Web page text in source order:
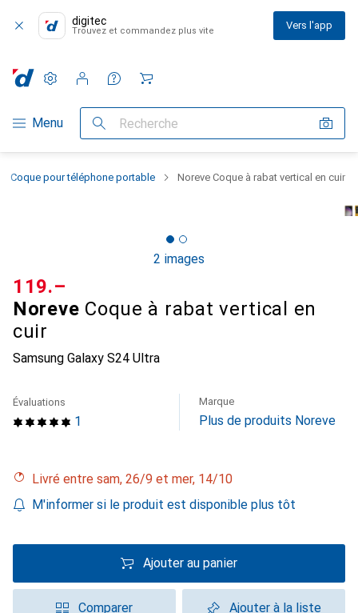
digitec
Trouvez et commandez plus vite Vers l'app
Navigation par catégorie
Menu Recherche
Paramètres
Compte client
Listes de comparaison
Listes d'envies
Panier
Coque pour téléphone portable Noreve Coque à rabat vertical en cuir
2 images
Noreve Coque à rabat vertical en
cuir
Samsung Galaxy S24 Ultra
CHF
119.–
1
Évaluations Marque
Plus de produits Noreve
Livré entre sam, 26/9 et mer, 14/10
M'informer si le produit est disponible plus tôt
Ajouter au panier
Comparer Ajouter à la liste